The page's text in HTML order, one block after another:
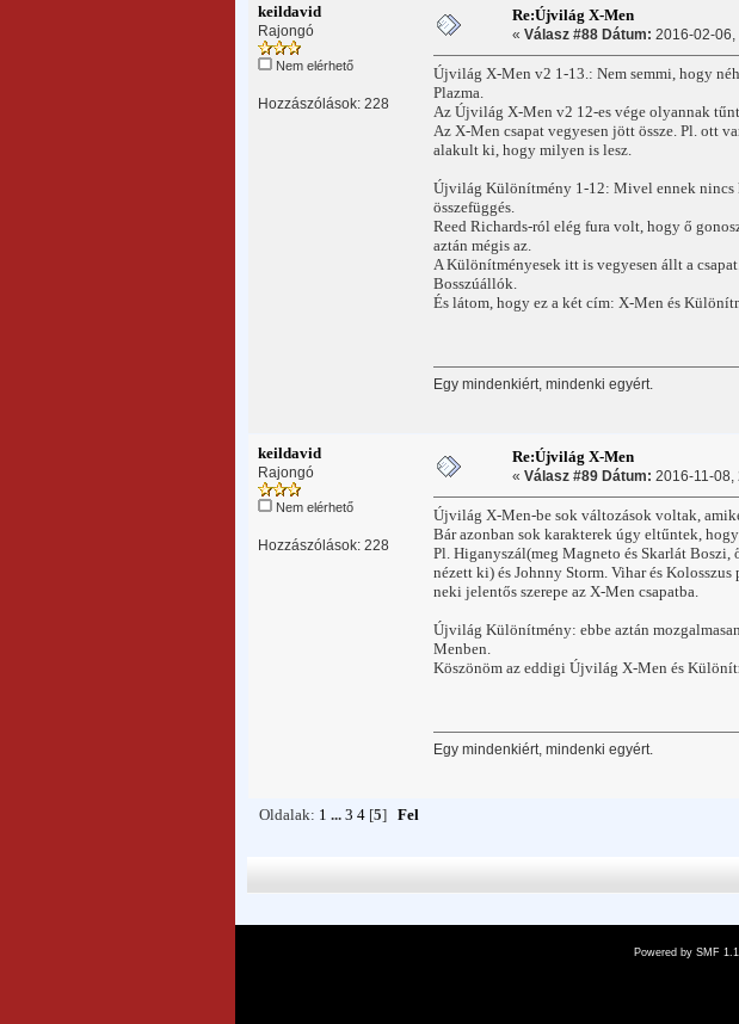
keildavid
Rajongó
Nem elérhető
Hozzászólások: 228
Re:Újvilág X-Men
« Válasz #88 Dátum: 2016-02-06,
Újvilág X-Men v2 1-13.: Nem semmi, hogy
Plazma.
Az Újvilág X-Men v2 12-es vége olyannak
Az X-Men csapat vegyesen jött össze. Pl. ott
alakult ki, hogy milyen is lesz.
Újvilág Különítmény 1-12: Mivel ennek nincs
összefüggés.
Reed Richards-ról elég fura volt, hogy ő
aztán mégis az.
A Különítményesek itt is vegyesen állt a
Bosszúállók.
És látom, hogy ez a két cím: X-Men és
Egy mindenkiért, mindenki egyért.
keildavid
Rajongó
Nem elérhető
Hozzászólások: 228
Re:Újvilág X-Men
« Válasz #89 Dátum: 2016-11-08,
Újvilág X-Men-be sok változások voltak,
Bár azonban sok karakterek úgy eltűntek,
Pl. Higanyszál(meg Magneto és Skarlát
nézett ki) és Johnny Storm. Vihar és
neki jelentős szerepe az X-Men csapatba.
Újvilág Különítmény: ebbe aztán
Menben.
Köszönöm az eddigi Újvilág X-Men és
Egy mindenkiért, mindenki egyért.
Oldalak: 1 ... 3 4 [5] Fel
Powered by SMF